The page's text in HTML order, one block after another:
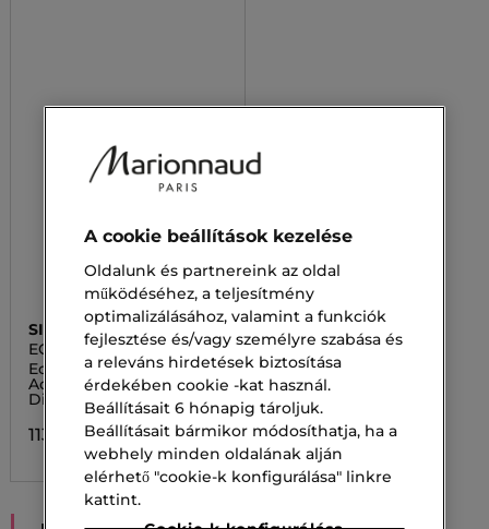
SISLEY
ECOLOGICAL
COMPOUND
Ecological Compound
Advanced Formula
Discovery Program
113 900,00 Ft
A cookie beállítások kezelése
Oldalunk és partnereink az oldal
működéséhez, a teljesítmény
optimalizálásához, valamint a funkciók
fejlesztése és/vagy személyre szabása és
a releváns hirdetések biztosítása
érdekében cookie -kat használ.
Beállításait 6 hónapig tároljuk.
Beállításait bármikor módosíthatja, ha a
webhely minden oldalának alján
elérhető "cookie-k konfigurálása" linkre
kattint.